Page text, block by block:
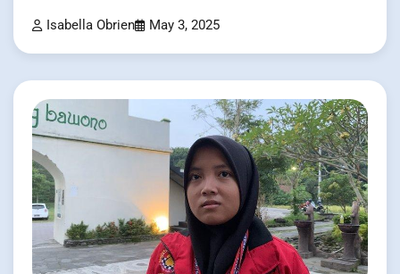
Isabella Obrien May 3, 2025